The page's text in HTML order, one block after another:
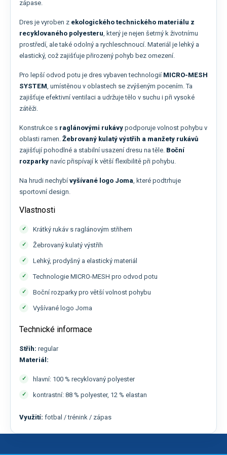
zápase.
Dres je vyroben z ekologického technického materiálu z
recyklovaného polyesteru, který je nejen šetrný k životnímu
prostředí, ale také odolný a rychleschnoucí. Materiál je lehký a
elastický, což zajišťuje přirozený pohyb bez omezení.
Pro lepší odvod potu je dres vybaven technologií MICRO-MESH
SYSTEM, umístěnou v oblastech se zvýšeným pocením. Ta
zajišťuje efektivní ventilaci a udržuje tělo v suchu i při vysoké
zátěži.
Konstrukce s raglánovými rukávy podporuje volnost pohybu v
oblasti ramen. Žebrovaný kulatý výstřih a manžety rukávů
zajišťují pohodlné a stabilní usazení dresu na těle. Boční
rozparky navíc přispívají k větší flexibilitě při pohybu.
Na hrudi nechybí vyšívané logo Joma, které podtrhuje
sportovní design.
Vlastnosti
Krátký rukáv s raglánovým střihem
Žebrovaný kulatý výstřih
Lehký, prodyšný a elastický materiál
Technologie MICRO-MESH pro odvod potu
Boční rozparky pro větší volnost pohybu
Vyšívané logo Joma
Technické informace
Střih: regular
Materiál:
hlavní: 100 % recyklovaný polyester
kontrastní: 88 % polyester, 12 % elastan
Využití: fotbal / trénink / zápas